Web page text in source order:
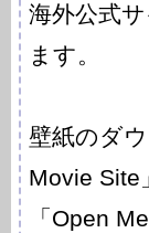
海外公式
ます。
壁紙のダ
Movie Site
「Open